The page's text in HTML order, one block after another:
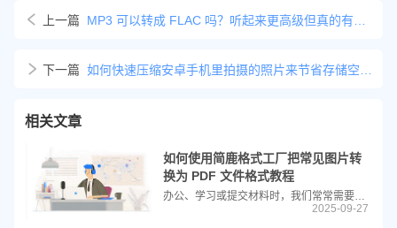
上一篇
下一篇
相关文章
如何使用简鹿格式工厂把常见图片转
换为 PDF 文件格式教程
2025-09-27